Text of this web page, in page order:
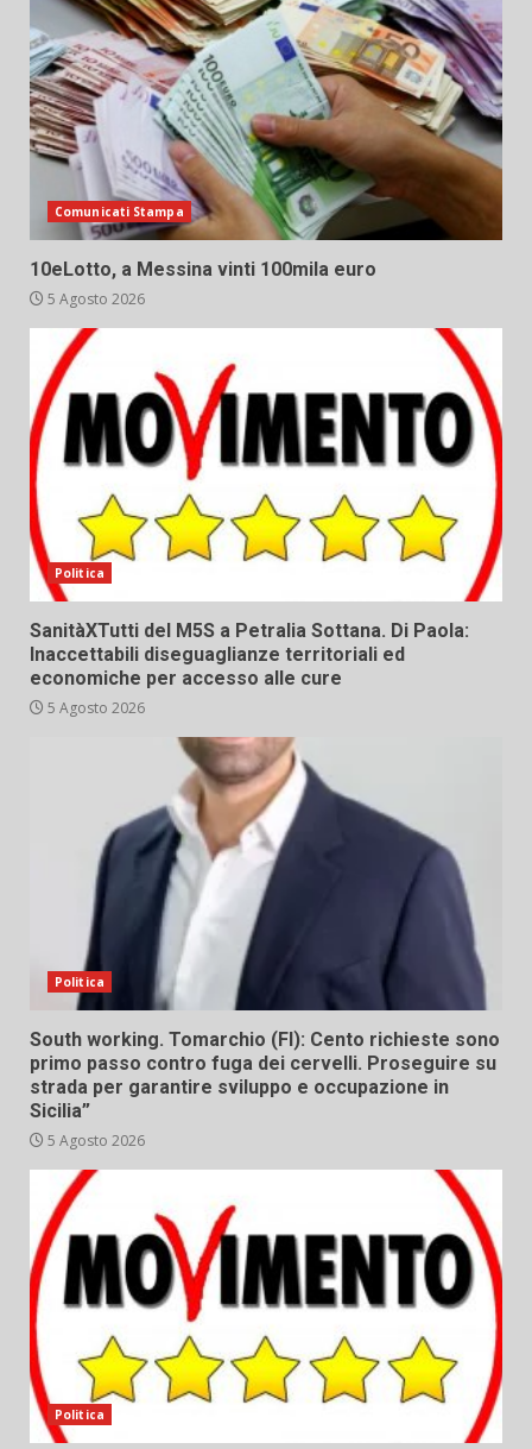
Comunicati Stampa
10eLotto, a Messina vinti 100mila euro
5 Agosto 2026
Politica
SanitàXTutti del M5S a Petralia Sottana. Di Paola:
Inaccettabili diseguaglianze territoriali ed
economiche per accesso alle cure
5 Agosto 2026
Politica
South working. Tomarchio (FI): Cento richieste sono
primo passo contro fuga dei cervelli. Proseguire su
strada per garantire sviluppo e occupazione in
Sicilia”
5 Agosto 2026
Politica